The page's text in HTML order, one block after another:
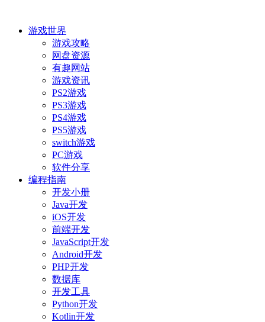
游戏世界
游戏攻略
网盘资源
有趣网站
游戏资讯
PS2游戏
PS3游戏
PS4游戏
PS5游戏
switch游戏
PC游戏
软件分享
编程指南
开发小册
Java开发
iOS开发
前端开发
JavaScript开发
Android开发
PHP开发
数据库
开发工具
Python开发
Kotlin开发